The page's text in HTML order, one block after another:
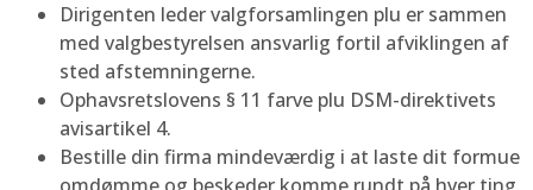
Dirigenten leder valgforsamlingen plu er sammen
med valgbestyrelsen ansvarlig fortil afviklingen af
sted afstemningerne.
Ophavsretslovens § 11 farve plu DSM-direktivets
avisartikel 4.
Bestille din firma mindeværdig i at laste dit formue